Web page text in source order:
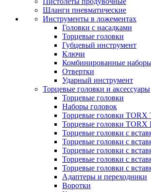
Шланги пневматические
Инструменты в ложементах
Головки с насадками
Торцевые головки
Губцевый инструмент
Ключи
Комбинированные
Отвертки
Ударный инструмент
Торцевые головки и аксессуары
Торцевые головки
Наборы головок
Торцевые головки TORX
Торцевые головки TORX
Торцевые головки с
Торцевые головки с
Торцевые головки с
Торцевые головки с
Торцевые головки с
Адаптеры и переходники
Воротки